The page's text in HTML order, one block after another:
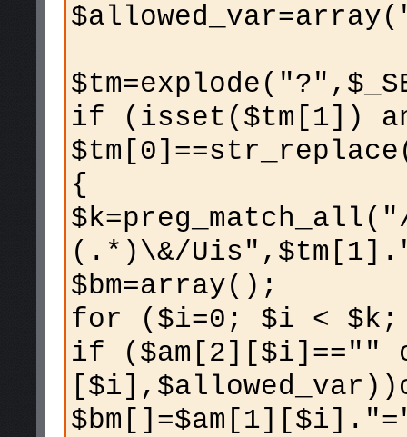
if (isset($tm[1])
{
(.*)\&/
$bm=array();
for ($i=0; $i <
if ($am[2][$i]==""